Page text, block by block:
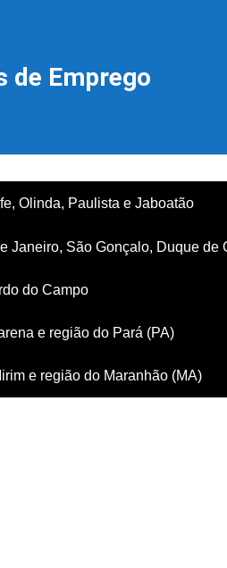
de Emprego
Olinda, Paulista e Jaboatão
Janeiro, São Gonçalo, Duque de
do Campo
e região do Pará (PA)
e região do Maranhão (MA)